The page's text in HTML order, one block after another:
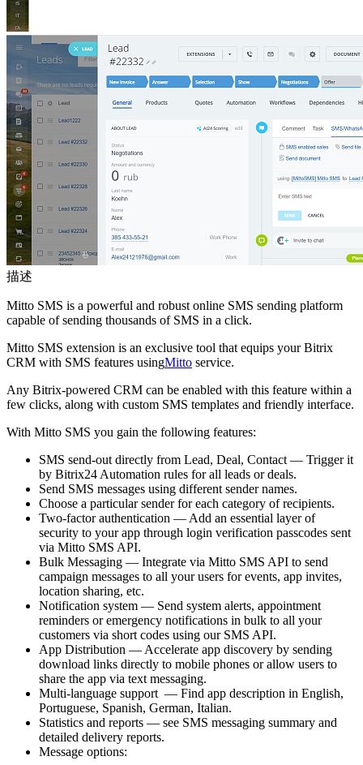
描述
Mitto SMS is a powerful and robust online SMS sending platform
capable of sending thousands of SMS in a click.
Mitto SMS extension is an exclusive tool that equips your Bitrix
CRM with SMS features usingMitto service.
Any Bitrix-powered CRM can be enabled with this feature within a
few clicks, along with custom SMS templates and friendly interface.
With Mitto SMS you gain the following features:
SMS send-out directly from Lead, Deal, Contact — Trigger it
by Bitrix24 Automation rules for all leads or deals.
Send SMS messages using different sender names.
Choose a particular sender for each category of recipients.
Two-factor authentication — Add an essential layer of
security to your app through login verification passcodes sent
via Mitto SMS API.
Bulk Messaging — Integrate via Mitto SMS API to send
campaign messages to all your users for events, app invites,
location sharing, etc.
Notification system — Send system alerts, appointment
reminders or emergency notifications in bulk to all your
customers via short codes using our SMS API.
App Distribution — Accelerate app discovery by sending
download links directly to mobile phones or allow users to
share the app via text messaging.
Multi-language support — Find app description in English,
Portuguese, Spanish, German, Italian.
Statistics and reports — see SMS messaging summary and
detailed delivery reports.
Message options: